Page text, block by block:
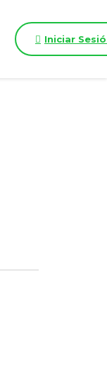
Iniciar